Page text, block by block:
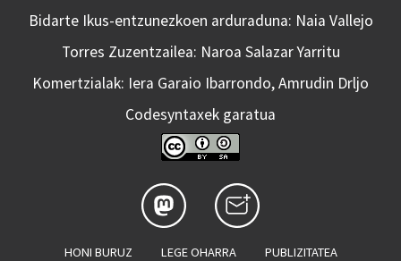
Bidarte Ikus-entzunezkoen arduraduna: Naia Vallejo
Torres Zuzentzailea: Naroa Salazar Yarritu
Komertzialak: Iera Garaio Ibarrondo, Amrudin Drljo
Codesyntaxek garatua
HONI BURUZ LEGE OHARRA PUBLIZITATEA